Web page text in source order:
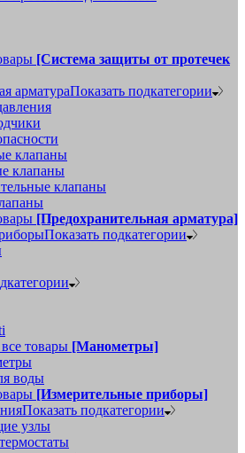
[Система защиты от протечек
арматураПоказать подкатегории
клапаны
клапаны
клапаны
[Предохранительная арматура]
Показать подкатегории
товары [Манометры]
воды
[Измерительные приборы]
Показать подкатегории
узлы